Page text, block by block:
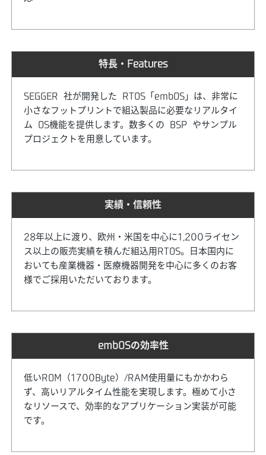
特長・Features
SEGGER 社が開発した RTOS「embOS」は、非常に
小さなフットプリントで組込製品に必要なリアルタイ
ム OS機能を提供します。数多くの BSP やサンプル
プロジェクトを用意しています。
実績・信頼性
28年以上に渡り、欧州・米国を中心に1,200ライセン
ス以上の販売実績を積んだ組込用RTOS。日本国内に
おいても産業機器・医療機器開発を中心に多くのお客
様でご採用いただいております。
embOSの効率性
低いROM（1700Byte）/RAM使用量にもかかわら
ず、高いリアルタイム性能を実現します。極めて小さ
なリソースで、効率的なアプリケーション実装が可能
です。